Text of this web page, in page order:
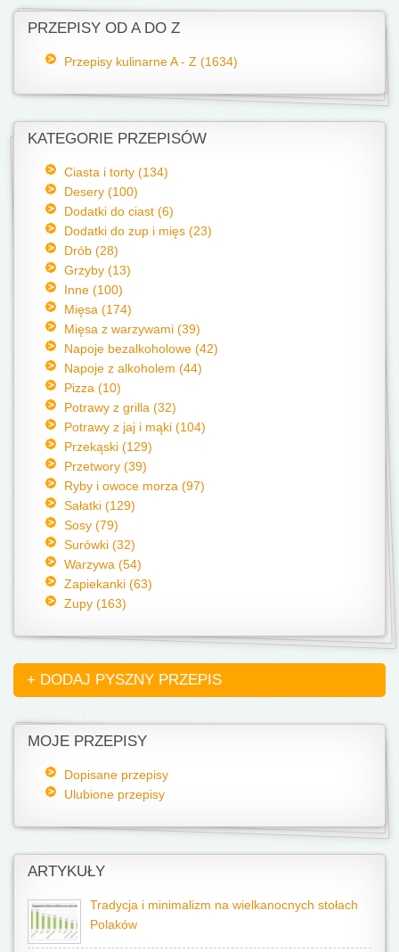
PRZEPISY OD A DO Z
Przepisy kulinarne A - Z (1634)
KATEGORIE PRZEPISÓW
Ciasta i torty (134)
Desery (100)
Dodatki do ciast (6)
Dodatki do zup i mięs (23)
Drób (28)
Grzyby (13)
Inne (100)
Mięsa (174)
Mięsa z warzywami (39)
Napoje bezalkoholowe (42)
Napoje z alkoholem (44)
Pizza (10)
Potrawy z grilla (32)
Potrawy z jaj i mąki (104)
Przekąski (129)
Przetwory (39)
Ryby i owoce morza (97)
Sałatki (129)
Sosy (79)
Surówki (32)
Warzywa (54)
Zapiekanki (63)
Zupy (163)
+ DODAJ PYSZNY PRZEPIS
MOJE PRZEPISY
Dopisane przepisy
Ulubione przepisy
ARTYKUŁY
Tradycja i minimalizm na wielkanocnych stołach
Polaków